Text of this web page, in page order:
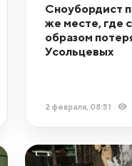
Сноубордист
же месте, где
образом
Усольцевых
2 февраля, 08:51